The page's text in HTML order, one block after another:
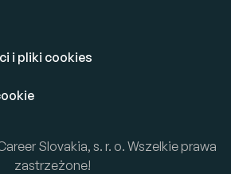
i pliki cookies
Slovakia, s. r. o. Wszelkie prawa
zastrzeżone!